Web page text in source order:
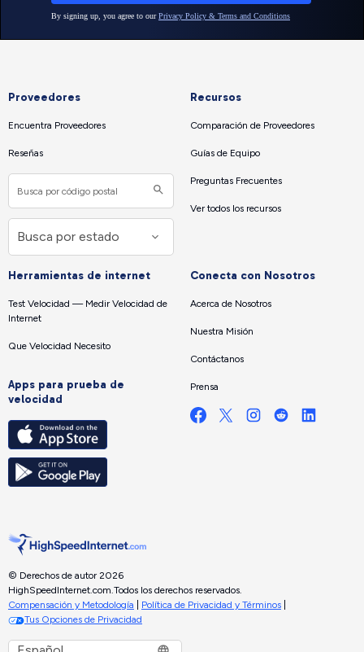
Proveedores
Encuentra Proveedores
Reseñas
Recursos
Comparación de Proveedores
Guías de Equipo
Preguntas Frecuentes
Ver todos los recursos
Herramientas de internet
Test Velocidad — Medir Velocidad de
Internet
Que Velocidad Necesito
Apps para prueba de
velocidad
Conecta con Nosotros
Acerca de Nosotros
Nuestra Misión
Contáctanos
Prensa
© Derechos de autor 2026
HighSpeedInternet.com.Todos los derechos reservados.
Compensación y Metodología
Política de Privacidad y Términos
Tus Opciones de Privacidad